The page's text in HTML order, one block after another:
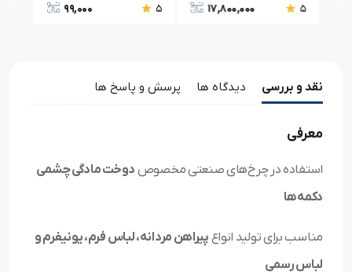
5
17,800,000
5
99,000
نقد و بررسی دیدگاه ها پرسش و پاسخ ها
معرفی
استفاده در چرخ‌های صنعتی مخصوص دوخت مادگی چشمی
دکمه‌ها
مناسب برای تولید انواع پیراهن مردانه، لباس فرم، یونیفرم و
لباس رسمی